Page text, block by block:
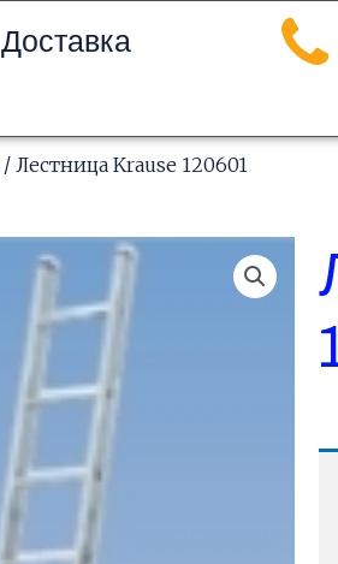
Доставка
/ Лестница Krause 120601